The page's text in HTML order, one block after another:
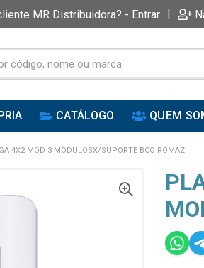
MR Distribuidora? - Entrar |
CATÁLOGO QUEM
4X2 MOD 3 MODULOSX/SUPORTE BCO ROMAZI